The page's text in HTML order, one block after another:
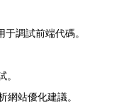
調試前端代碼。
網站優化建議。